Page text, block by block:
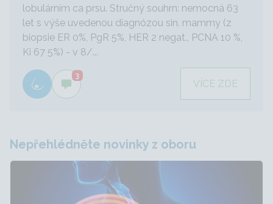
lobulárním ca prsu. Stručný souhrn: nemocná 63
let s výše uvedenou diagnózou sin. mammy (z
biopsie ER 0%, PgR 5%, HER 2 negat., PCNA 10 %,
Ki 67 5%) - v 8/...
3
VÍCE ZDE
Nepřehlédněte novinky z oboru